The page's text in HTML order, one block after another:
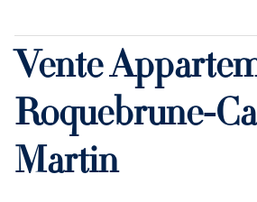
Vente
Roquebrune-
Martin